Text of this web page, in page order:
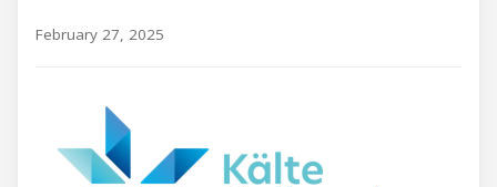
February 27, 2025